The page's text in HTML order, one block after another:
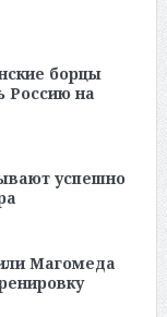
борцы
Россию на
успешно
Магомеда